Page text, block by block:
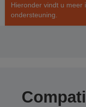
Hieronder vindt u meer
ondersteuning.